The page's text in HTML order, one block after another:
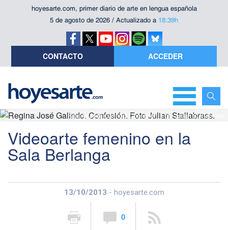
hoyesarte.com, primer diario de arte en lengua española
5 de agosto de 2026 / Actualizado a 18:39h
CONTACTO ACCEDER
Regina José Galindo. Confesión. Foto Julian Stallabrass.
Videoarte femenino en la
Sala Berlanga
13/10/2013 - hoyesarte.com
0